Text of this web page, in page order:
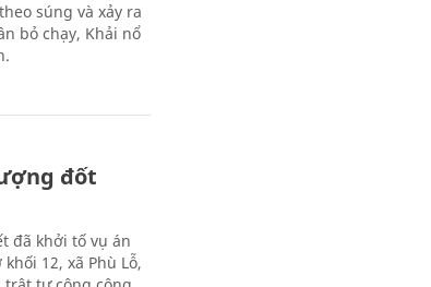
súng và xảy ra
bỏ chạy, Khải nổ
đốt
đã khởi tố vụ án
12, xã Phù Lỗ,